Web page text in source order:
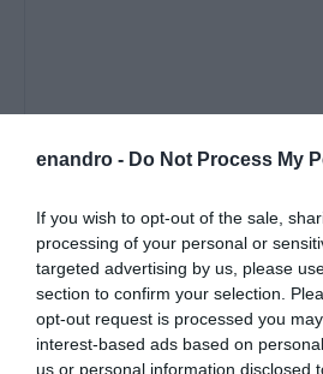
enandro - Do Not Process My
If you wish to opt-out of the sale,
processing of your personal or
targeted advertising by us, please
section to confirm your selection.
opt-out request is processed you
interest-based ads based on
us or personal information disclosed
Αποθήκευσε το όνομά μου, email,